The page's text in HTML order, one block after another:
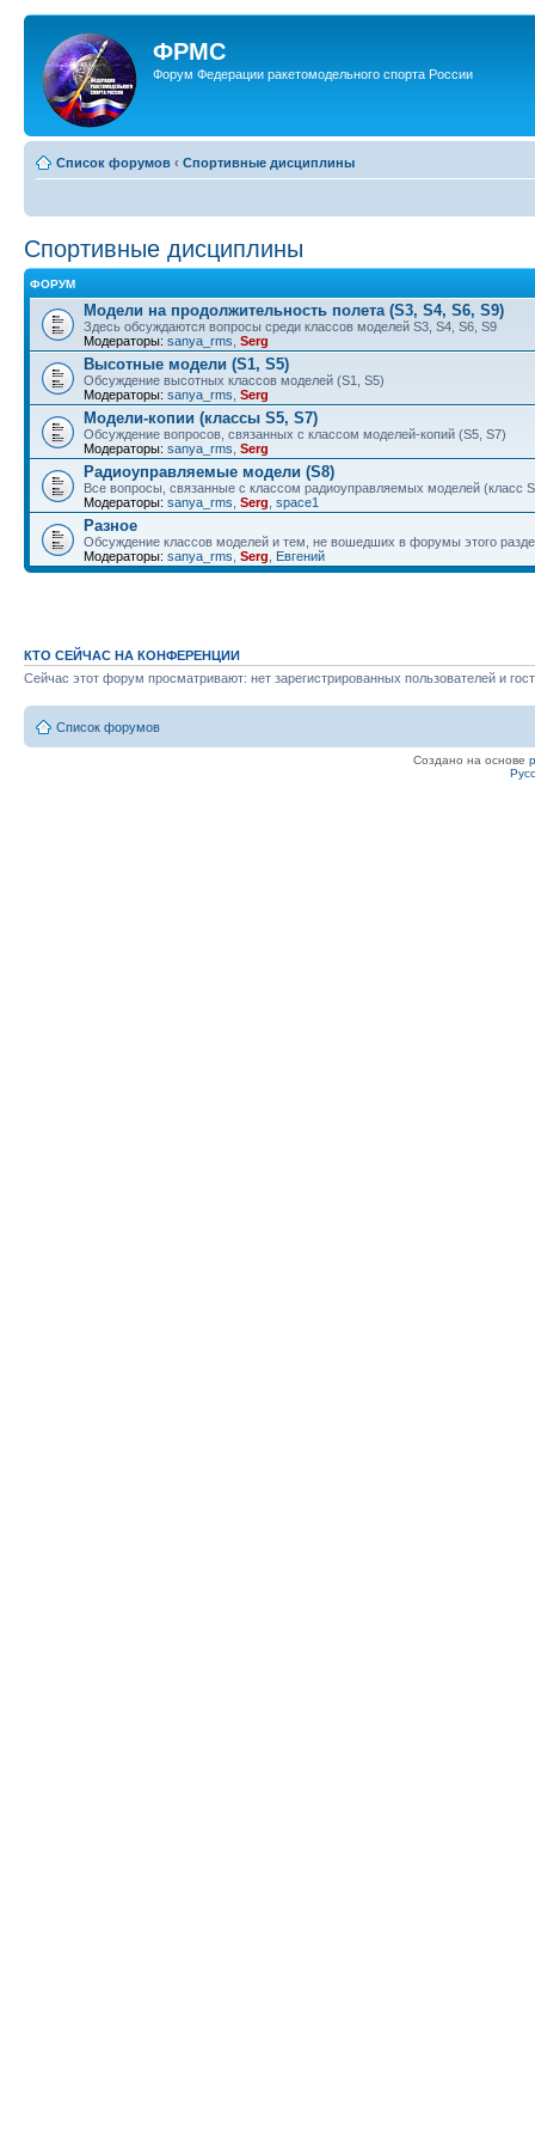
ФРМС
Форум Федерации ракетомодельного спорта России
Список форумов ‹ Спортивные дисциплины
Спортивные дисциплины
ФОРУМ
Модели на продолжительность полета (S3, S4, S6, S9)
Здесь обсуждаются вопросы среди классов моделей S3, S4, S6, S9
Модераторы: sanya_rms Serg
Высотные модели (S1, S5)
Обсуждение высотных классов моделей (S1, S5)
Модераторы: sanya_rms Serg
Модели-копии (классы S5, S7)
Обсуждение вопросов, связанных с классом моделей-копий (S5, S7)
Модераторы: sanya_rms Serg
Радиоуправляемые модели (S8)
Все вопросы, связанные с классом радиоуправляемых моделей (класс
Модераторы: sanya_rms Serg space1
Разное
Обсуждение классов моделей и тем, не вошедших в форумы этого
Модераторы: sanya_rms Serg Евгений
КТО СЕЙЧАС НА КОНФЕРЕНЦИИ
Сейчас этот форум просматривают: нет зарегистрированных пользователей и
Список форумов
Создано на основе